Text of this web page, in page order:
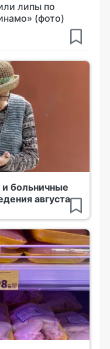
липы по
(фото)
больничные
августа